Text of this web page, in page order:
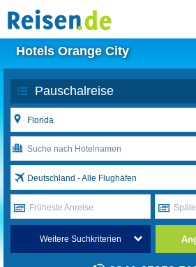
Hotels Orange City
Deutschland - Alle Flughäfen
Früheste Anreise
Weitere Suchkriterien